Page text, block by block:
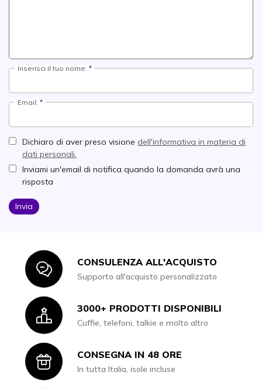
Inserisci il tuo nome:
Email:
Dichiaro di aver preso visione dell'informativa in materia di
dati personali.
Inviami un'email di notifica quando la domanda avrà una
risposta
Invia
IconCONSULENZA ALL'ACQUISTO
Supporto all'acquisto personalizzato
Icon3000+ PRODOTTI DISPONIBILI
Cuffie, telefoni, talkie e molto altro
IconCONSEGNA IN 48 ORE
In tutta Italia, isole incluse